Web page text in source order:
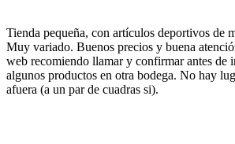
Tienda pequeña, con artículos deportivos de
Muy variado. Buenos precios y buena
web recomiendo llamar y confirmar antes de
algunos productos en otra bodega. No hay
afuera (a un par de cuadras si).